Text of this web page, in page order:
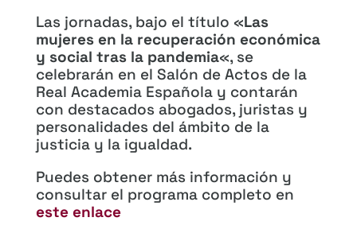
Las jornadas, bajo el título «Las
mujeres en la recuperación económica
y social tras la pandemia«, se
celebrarán en el Salón de Actos de la
Real Academia Española y contarán
con destacados abogados, juristas y
personalidades del ámbito de la
justicia y la igualdad.
Puedes obtener más información y
consultar el programa completo en
este enlace